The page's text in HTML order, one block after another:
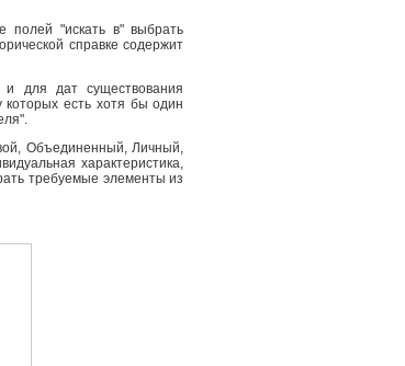
полей "искать в" выбрать
справке содержит
для дат существования
есть хотя бы один
Объединенный, Личный,
характеристика,
требуемые элементы из